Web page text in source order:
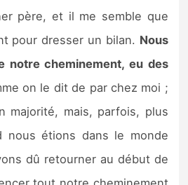
père, et il me semble que
pour dresser un bilan. Nous
notre cheminement, eu des
on le dit de par chez moi ;
majorité, mais, parfois, plus
nous étions dans le monde
dû retourner au début de